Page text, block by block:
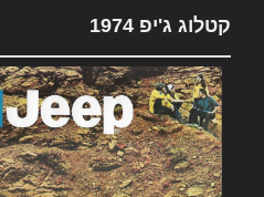
קטלוג ג'יפ 1974